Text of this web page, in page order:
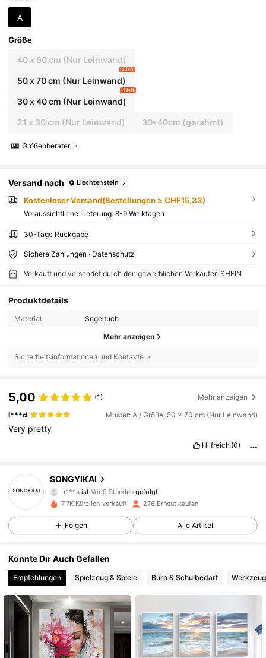
derne Heimdekoration
A
Größe
40 x 60 cm (Nur Leinwand)
50 x 70 cm (Nur Leinwand)
4 left
30 x 40 cm (Nur Leinwand)
4 left
21 x 30 cm (Nur Leinwand) 30*40cm (gerahmt)
Größenberater
Versand nach Liechtenstein
Kostenloser Versand(Bestellungen ≥ CHF15,33)
Voraussichtliche Lieferung: 8-9 Werktagen
30-Tage Rückgabe
Sichere Zahlungen · Datenschutz
Verkauft und versendet durch den gewerblichen Verkäufer: SHEIN
Produktdetails
Material: Segeltuch
Mehr anzeigen
Sicherheitsinformationen und Kontakte
5,00 (1) Mehr anzeigen
l***d Muster: A / Größe: 50 x 70 cm (Nur Leinwand)
Very pretty
Hilfreich (0)
SONGYIKAI
b***aistVor 9 Stunden
a***aist am Durchsuchen
4,85
149 Follower
4,85 149 Follower
4,85 149 Follower
7.7K Kürzlich verkauft 276 Erneut kaufen
Folgen Alle Artikel
Könnte Dir Auch Gefallen
Empfehlungen Spielzeug & Spiele Büro & Schulbedarf